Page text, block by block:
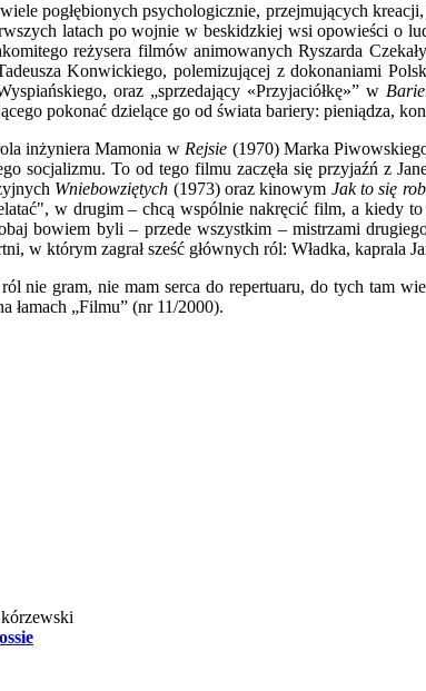
pogłębionych psychologicznie, przejmujących
latach po wojnie w beskidzkiej wsi opowieści o
reżysera filmów animowanych Ryszarda
Konwickiego, polemizującej z dokonaniami
oraz „sprzedający «Przyjaciółkę»” w
pokonać dzielące go od świata bariery: pieniądza,
inżyniera Mamonia wRejsie (1970) Marka
socjalizmu. To od tego filmu zaczęła się przyjaźń z
Wniebowziętych (1973) oraz kinowym Jak to się
w drugim – chcą wspólnie nakręcić film, a kiedy
bowiem byli – przede wszystkim – mistrzami
w którym zagrał sześć głównych ról: Władka,
nie gram, nie mam serca do repertuaru, do tych tam
łamach „Filmu” (nr 11/2000).